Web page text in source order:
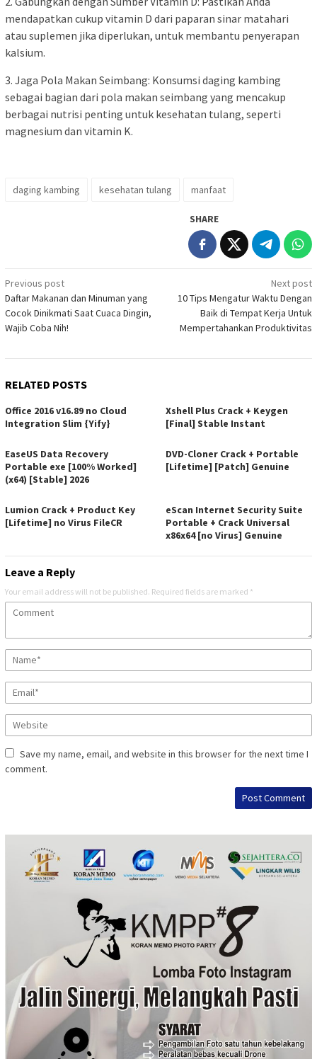
mendapatkan cukup vitamin D dari paparan sinar matahari
atau suplemen jika diperlukan, untuk membantu penyerapan
kalsium.
3. Jaga Pola Makan Seimbang: Konsumsi daging kambing
sebagai bagian dari pola makan seimbang yang mencakup
berbagai nutrisi penting untuk kesehatan tulang, seperti
magnesium dan vitamin K.
daging kambing kesehatan tulang manfaat
SHARE
Post
navigation
Previous post
Daftar Makanan dan Minuman yang
Cocok Dinikmati Saat Cuaca Dingin,
Wajib Coba Nih!
Next post
10 Tips Mengatur Waktu Dengan
Baik di Tempat Kerja Untuk
Mempertahankan Produktivitas
RELATED POSTS
Office 2016 v16.89 no Cloud
Integration Slim {Yify}
Xshell Plus Crack + Keygen
[Final] Stable Instant
EaseUS Data Recovery
Portable exe [100% Worked]
(x64) [Stable] 2026
DVD-Cloner Crack + Portable
[Lifetime] [Patch] Genuine
Lumion Crack + Product Key
[Lifetime] no Virus FileCR
eScan Internet Security Suite
Portable + Crack Universal
x86x64 [no Virus] Genuine
Leave a Reply
Your email address will not be published. Required fields are marked *
Save my name, email, and website in this browser for the next time I
comment.